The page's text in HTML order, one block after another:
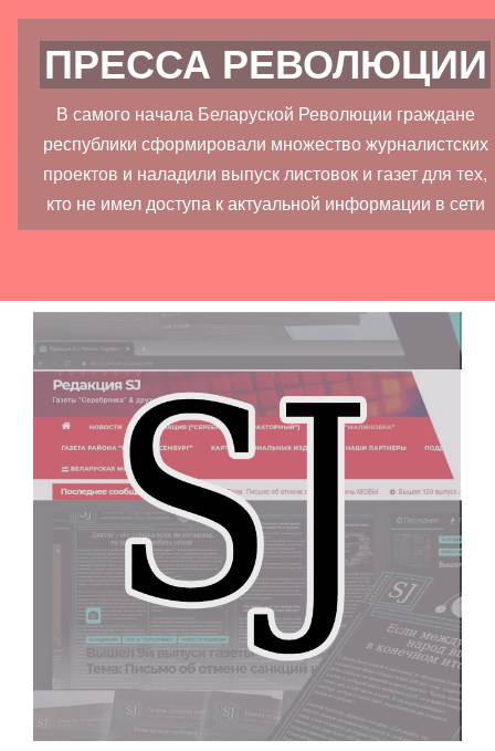
ПРЕССА РЕВОЛЮЦИИ
В самого начала Беларуской Революции граждане
республики сформировали множество журналистских
проектов и наладили выпуск листовок и газет для тех,
кто не имел доступа к актуальной информации в сети